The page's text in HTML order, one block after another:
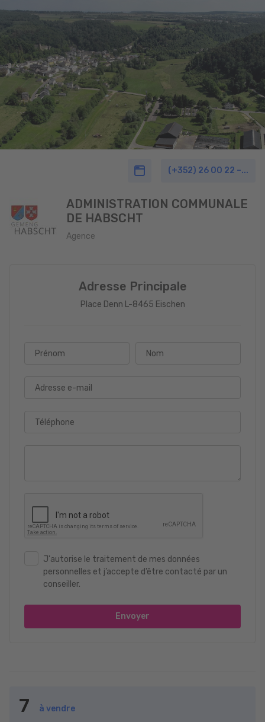
(+352) 26 00 22 –...
ADMINISTRATION COMMUNALE
DE HABSCHT
Agence
Adresse Principale
Place Denn L-8465 Eischen
Prénom Nom
Adresse e-mail
Téléphone
J'autorise le traitement de mes données
personnelles et j’accepte d’être contacté par un
conseiller.
Envoyer
7 à vendre